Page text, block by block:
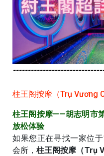
柱王阁按摩（Trụ Vương
柱王阁按摩——胡志明市
放松体验
如果您正在寻找一家位
会所，柱王阁按摩（Trụ